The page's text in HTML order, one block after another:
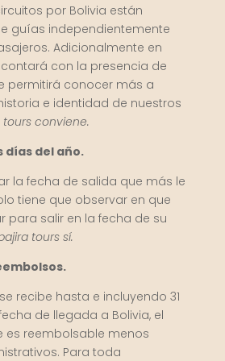
por Bolivia están
guías independientemente
Adicionalmente en
con la presencia de
permitirá conocer más a
e identidad de nuestros
conviene.
días del año.
la fecha de salida que más le
tiene que observar en que
para salir en la fecha de su
tours sí.
recibe hasta e incluyendo 31
de llegada a Bolivia, el
es reembolsable menos
Para toda